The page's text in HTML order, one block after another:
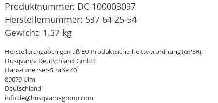
Produktnummer: DC-100003097
Herstellernummer: 537 64 25-54
Gewicht: 1.37 kg
Herstellerangaben gemäß EU-Produktsicherheitsverordnung (GPSR):
Husqvarna Deutschland GmbH
Hans-Lorenser-Straße 40
89079 Ulm
Deutschland
info.de@husqvarnagroup.com